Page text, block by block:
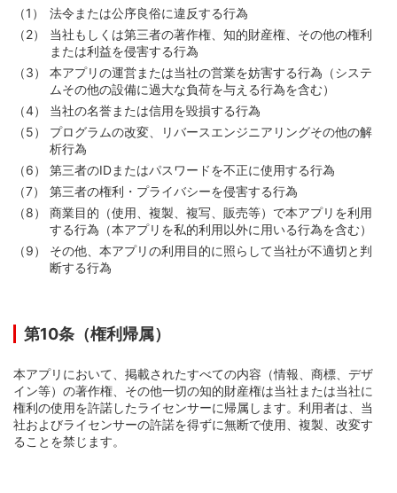
法令または公序良俗に違反する行為
当社もしくは第三者の著作権、知的財産権、その他の権利
または利益を侵害する行為
本アプリの運営または当社の営業を妨害する行為（システ
ムその他の設備に過大な負荷を与える行為を含む）
当社の名誉または信用を毀損する行為
プログラムの改変、リバースエンジニアリングその他の解
析行為
第三者のIDまたはパスワードを不正に使用する行為
第三者の権利・プライバシーを侵害する行為
商業目的（使用、複製、複写、販売等）で本アプリを利用
する行為（本アプリを私的利用以外に用いる行為を含む）
その他、本アプリの利用目的に照らして当社が不適切と判
断する行為
第10条（権利帰属）
本アプリにおいて、掲載されたすべての内容（情報、商標、デザ
イン等）の著作権、その他一切の知的財産権は当社または当社に
権利の使用を許諾したライセンサーに帰属します。利用者は、当
社およびライセンサーの許諾を得ずに無断で使用、複製、改変す
ることを禁じます。